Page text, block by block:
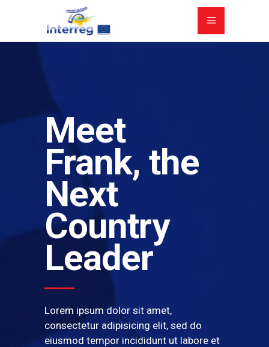
Meet
Frank, the
Next
Country
Leader
Lorem ipsum dolor sit amet,
consectetur adipisicing elit, sed do
eiusmod tempor incididunt ut labore et